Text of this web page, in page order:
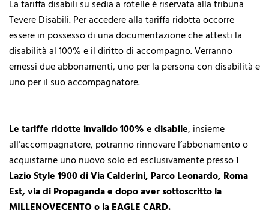
La tariffa disabili su sedia a rotelle è riservata alla tribuna
Tevere Disabili. Per accedere alla tariffa ridotta occorre
essere in possesso di una documentazione che attesti la
disabilità al 100% e il diritto di accompagno. Verranno
emessi due abbonamenti, uno per la persona con disabilità e
uno per il suo accompagnatore.
Le tariffe ridotte invalido 100% e disabile, insieme
all’accompagnatore, potranno rinnovare l’abbonamento o
acquistarne uno nuovo solo ed esclusivamente pressoi
Lazio Style 1900 di Via Calderini, Parco Leonardo, Roma
Est, via di Propaganda e dopo aver sottoscritto la
MILLENOVECENTO o la EAGLE CARD.